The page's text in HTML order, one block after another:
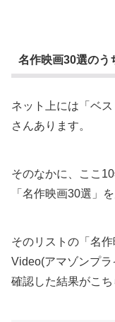
名作映画30選のう
ネット上には「ベ
さんあります。
そのなかに、ここ
「名作映画30選」
そのリストの「名
Video(アマゾンプラ
確認した結果がこち